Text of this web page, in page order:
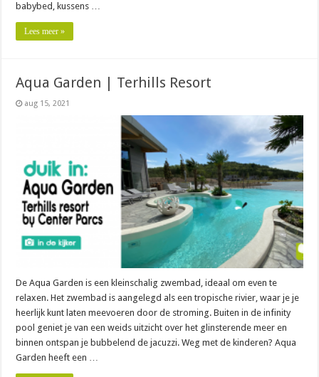
babybed, kussens …
Lees meer »
Aqua Garden | Terhills Resort
aug 15, 2021
De Aqua Garden is een kleinschalig zwembad, ideaal om even te
relaxen. Het zwembad is aangelegd als een tropische rivier, waar je je
heerlijk kunt laten meevoeren door de stroming. Buiten in de infinity
pool geniet je van een weids uitzicht over het glinsterende meer en
binnen ontspan je bubbelend de jacuzzi. Weg met de kinderen? Aqua
Garden heeft een …